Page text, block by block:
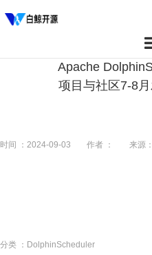
首页
Apache
项目与社区7-8
时间 ：2024-09-03 作者 ： 来源：
分类 ：DolphinScheduler